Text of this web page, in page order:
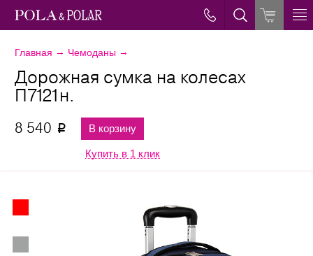
Главная → Чемоданы →
Дорожная сумка на колесах
П7121н.
8 540 p В корзину
Купить в 1 клик